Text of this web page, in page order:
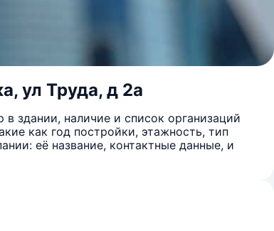
ул Труда, д 2а
здании, наличие и список организаций
как год постройки, этажность, тип
её название, контактные данные, и